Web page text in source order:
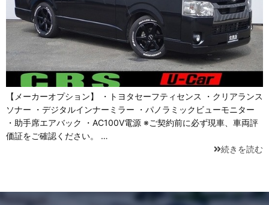
【メーカーオプション】 ・トヨタセーフティセンス ・クリアランス
ソナー ・デジタルインナーミラー ・パノラミックビューモニター
・助手席エアバック ・AC100V電源 ※ご契約前に必ず現車、車両評
価証をご確認ください。 …
続きを読む